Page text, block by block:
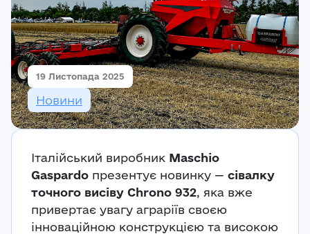
(096) 556 55 56
м.Київ, вулиця Василя Кучера, будинок 3
Закрити
19 Листопада 2025
Новини
Італійський виробник Maschio
Gaspardo презентує новинку — сівалку
точного висіву Chrono 932, яка вже
привертає увагу аграріїв своєю
інноваційною конструкцією та високою